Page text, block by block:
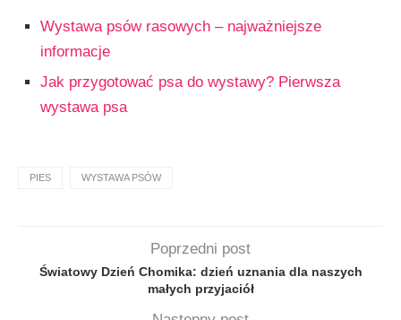
Wystawa psów rasowych – najważniejsze
informacje
Jak przygotować psa do wystawy? Pierwsza
wystawa psa
PIES WYSTAWA PSÓW
Poprzedni post
Światowy Dzień Chomika: dzień uznania dla naszych
małych przyjaciół